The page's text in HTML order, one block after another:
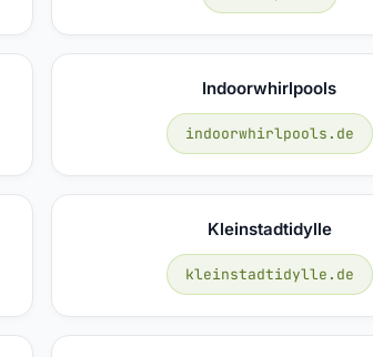
Indoorwhirlpools
indoorwhirlpools.de
Kleinstadtidylle
kleinstadtidylle.de